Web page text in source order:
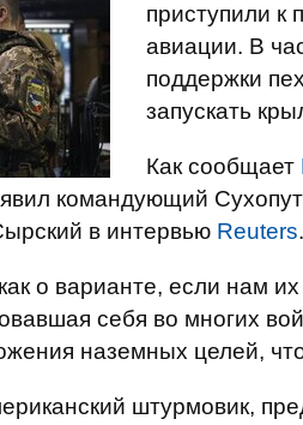
приступили к
авиации. В
поддержки
запускать
Как сообщает
командующий
в интервью Reuters.
о варианте, если нам
себя во многих
наземных целей,
штурмовик,